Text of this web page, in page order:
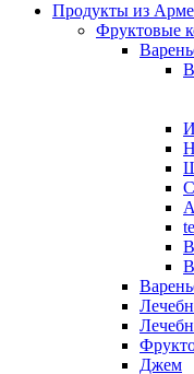
Продукты из
Фруктовые
Джем